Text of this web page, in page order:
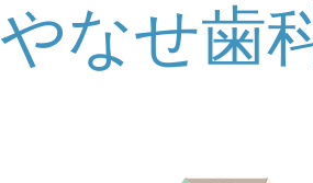
やなせ歯